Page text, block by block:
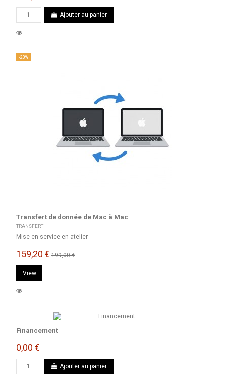
Ajouter au panier
-20%
Transfert de donnée de Mac à Mac
TRANSFERT
Mise en service en atelier
159,20 € 199,00 €
View
Financement
0,00 €
Ajouter au panier